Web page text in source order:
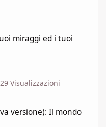
miraggi ed i tuoi
Visualizzazioni
versione): Il mondo